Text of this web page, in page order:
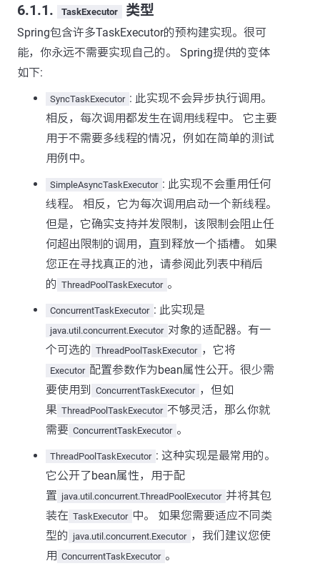
6.1.1. TaskExecutor 类型
Spring包含许多TaskExecutor的预构建实现。很可
能，你永远不需要实现自己的。 Spring提供的变体
如下:
SyncTaskExecutor : 此实现不会异步执行调用。
相反，每次调用都发生在调用线程中。 它主要
用于不需要多线程的情况，例如在简单的测试
用例中。
SimpleAsyncTaskExecutor : 此实现不会重用任何
线程。 相反，它为每次调用启动一个新线程。
但是，它确实支持并发限制，该限制会阻止任
何超出限制的调用，直到释放一个插槽。 如果
您正在寻找真正的池，请参阅此列表中稍后
的 ThreadPoolTaskExecutor 。
ConcurrentTaskExecutor : 此实现是
java.util.concurrent.Executor 对象的适配器。有一
个可选的 ThreadPoolTaskExecutor ，它将
Executor 配置参数作为bean属性公开。很少需
要使用到
ConcurrentTaskExecutor ，但如
果 ThreadPoolTaskExecutor 不够灵活，那么你就
需要 ConcurrentTaskExecutor 。
ThreadPoolTaskExecutor : 这种实现是最常用的。
它公开了bean属性，用于配
置 java.util.concurrent.ThreadPoolExecutor 并将其包
装在 TaskExecutor 中。 如果您需要适应不同类
型的 java.util.concurrent.Executor ，我们建议您使
用 ConcurrentTaskExecutor 。